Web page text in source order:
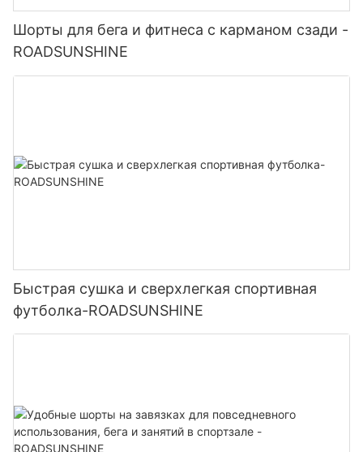
Шорты для бега и фитнеса с карманом сзади -
ROADSUNSHINE
Быстрая сушка и сверхлегкая спортивная
футболка-ROADSUNSHINE